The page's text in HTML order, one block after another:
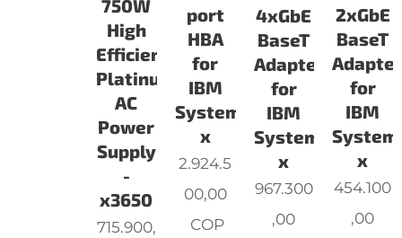
750W
High
Efficiency
Platinum
AC
Power
Supply
-
x3650
715.900,
port
HBA
for
IBM
System
x
2.924.5
00,00
COP
4xGbE
BaseT
Adapter
for
IBM
System
x
967.300
,00
2xGbE
BaseT
for
IBM
System
x
454.100
,00